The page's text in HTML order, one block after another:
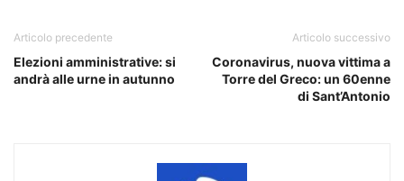
Articolo precedente
Elezioni amministrative: si
andrà alle urne in autunno
Articolo successivo
Coronavirus, nuova vittima a
Torre del Greco: un 60enne
di Sant’Antonio